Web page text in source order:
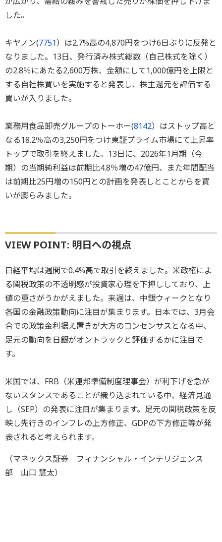
した。
キヤノン(7751）は2.7%高の4,870円をつけ6日ぶりに反発と
なりました。13日、発行済み株式総数（自己株式を除く）
の2.8％にあたる2,600万株、金額にして1,000億円を上限と
する自社株買いを実施すると発表し、株主還元を評価する
買いが入りました。
業務用食品卸売グループのトーホー(8142）はストップ高と
なる18.2％高の3,250円をつけ東証プライム市場にて上昇率
トップで取引を終えました。13日に、2026年1月期（今
期）の当期純利益は前期比4.8％増の47億円、また年間配当
は前期比25円増の150円との計画を発表しとことからを買
いが膨らみました。
VIEW POINT: 明日への視点
日経平均は週間で0.4%高で取引を終えました。米政権によ
る関税政策の不透明感が投資家心理を下押ししており、上
値の重さがうかがえました。来週は、中銀ウィークとなり
各国の金融政策動向に注目が集まります。日本では、3月会
合での政策金利据え置きが大方のコンセンサスとなる中、
足元の動向を日銀がオントラックと評価するかに注目で
す。
米国では、FRB（米連邦準備制度理事会）が利下げを急が
ないスタンスであることが織り込まれている中、経済見通
し（SEP）の発表に注目が集まります。足元の関税政策を反
映し先行きのインフレの上方修正、GDPの下方修正等が発
表されると考えられます。
（マネックス証券 フィナンシャル・インテリジェンス
部 山口 慧太）